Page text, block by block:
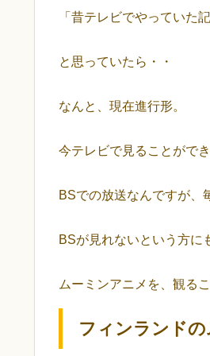
「昔テレビでやっていた
と思っていたら・・
なんと、現在進行形。
今テレビで見ることができ
BSでの放送なんですが、
BSが見れないという方に
ムーミンアニメを、観る
フィンランド